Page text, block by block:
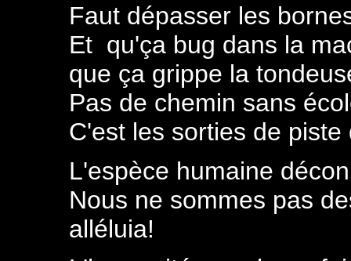
Faut dépasser les
Et qu'ça bug dans la
que ça grippe la
Pas de chemin sans
C'est les sorties de
L'espèce humaine
Nous ne sommes pas
alléluia!